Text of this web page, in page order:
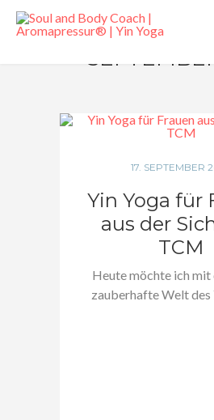
17. SEPTEMBER
Yin Yoga für
aus der
TCM
Heute möchte ich mit
zauberhafte Welt des